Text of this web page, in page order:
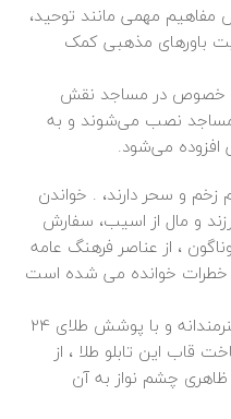
مفاهیم مهمی مانند توحید،
باورهای مذهبی کمک
به خصوص در مساجد نقش
مساجد نصب می‌شوند و به
افزوده می‌شود.
و سحر دارند، . خواندن
و مال از اسیب، سفارش
، از عناصر فرهنگ عامه
از خطرات خوانده می‌ شده است
تابلوهای طلاکوب چهارقل با طرحی هنرمندانه و با پوشش طلای 24
قاب این تابلو طلا ، از
چشم نواز به آن